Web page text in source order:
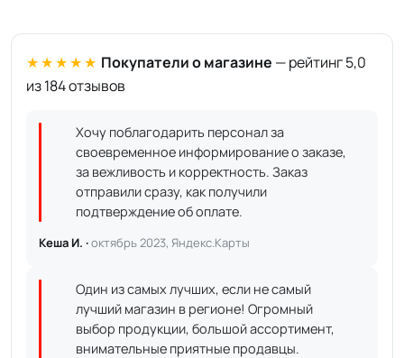
★★★★★ Покупатели о магазине — рейтинг 5,0
из 184 отзывов
Хочу поблагодарить персонал за
своевременное информирование о заказе,
за вежливость и корректность. Заказ
отправили сразу, как получили
подтверждение об оплате.
Кеша И. ·октябрь 2023, Яндекс.Карты
Один из самых лучших, если не самый
лучший магазин в регионе! Огромный
выбор продукции, большой ассортимент,
внимательные приятные продавцы.